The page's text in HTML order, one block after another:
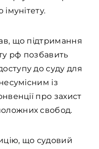
імунітету.
що підтримання
рф позбавить
до суду для
із
про захист
свобод.
що судовий